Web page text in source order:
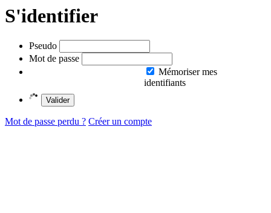
S'identifier
Pseudo
Mot de passe
Mémoriser mes
identifiants
Valider
Mot de passe perdu ? Créer un compte